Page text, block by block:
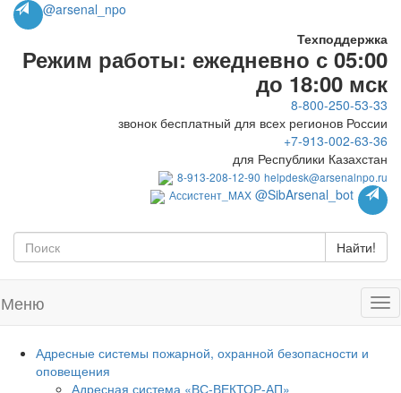
@arsenal_npo
Техподдержка
Режим работы: ежедневно с 05:00
до 18:00 мск
8-800-250-53-33
звонок бесплатный для всех регионов России
+7-913-002-63-36
для Республики Казахстан
8-913-208-12-90 helpdesk@arsenalnpo.ru
Ассистент_MAX @SibArsenal_bot
Найти!
Меню
Адресные системы пожарной, охранной безопасности и
оповещения
Адресная система «ВС-ВЕКТОР-АП»